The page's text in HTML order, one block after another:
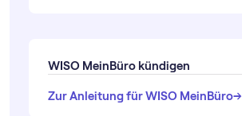
WISO MeinBüro kündigen
Zur Anleitung für WISO MeinBüro→
→